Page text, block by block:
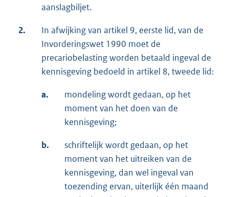
aanslagbiljet.
2.
In afwijking van artikel 9, eerste lid, van de
Invorderingswet 1990 moet de
precariobelasting worden betaald ingeval de
kennisgeving bedoeld in artikel 8, tweede lid:
a.
mondeling wordt gedaan, op het
moment van het doen van de
kennisgeving;
b.
schriftelijk wordt gedaan, op het
moment van het uitreiken van de
kennisgeving, dan wel ingeval van
toezending ervan, uiterlijk één maand